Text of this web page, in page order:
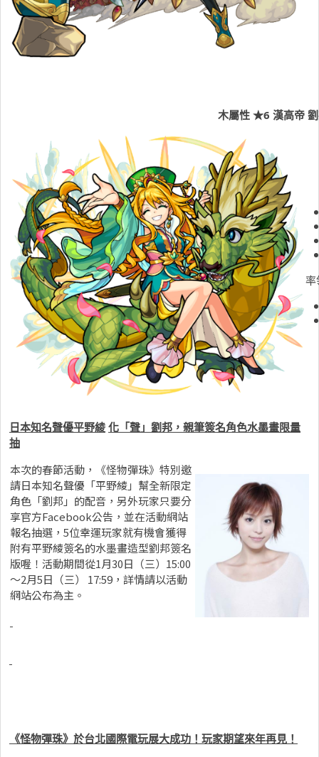
木屬性 ★6 漢高帝
率
日本知名聲優平野綾 化「聲」劉邦，親筆簽名角色水墨畫限量
抽
本次的春節活動，《怪物彈珠》特別邀
請日本知名聲優「平野綾」幫全新限定
角色「劉邦」的配音，另外玩家只要分
享官方Facebook公告，並在活動網站
報名抽選，5位幸運玩家就有機會獲得
附有平野綾簽名的水墨畫造型劉邦簽名
版喔！活動期間從1月30日（三）15:00
～2月5日（三） 17:59，詳情請以活動
網站公布為主。
《怪物彈珠》於台北國際電玩展大成功！玩家期望來年再見！